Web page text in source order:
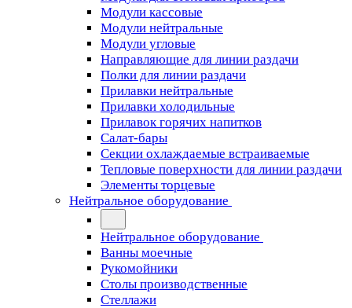
Модули кассовые
Модули нейтральные
Модули угловые
Направляющие для линии раздачи
Полки для линии раздачи
Прилавки нейтральные
Прилавки холодильные
Прилавок горячих напитков
Салат-бары
Секции охлаждаемые встраиваемые
Тепловые поверхности для линии раздачи
Элементы торцевые
Нейтральное оборудование
Нейтральное оборудование
Ванны моечные
Рукомойники
Столы производственные
Стеллажи